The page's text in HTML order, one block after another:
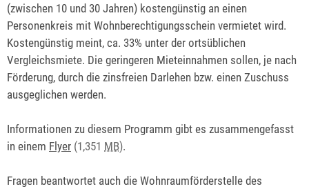
(zwischen 10 und 30 Jahren) kostengünstig an einen
Personenkreis mit Wohnberechtigungsschein vermietet wird.
Kostengünstig meint, ca. 33% unter der ortsüblichen
Vergleichsmiete. Die geringeren Mieteinnahmen sollen, je nach
Förderung, durch die zinsfreien Darlehen bzw. einen Zuschuss
ausgeglichen werden.
Informationen zu diesem Programm gibt es zusammengefasst
in einem Flyer (1,351 MB).
Fragen beantwortet auch die Wohnraumförderstelle des